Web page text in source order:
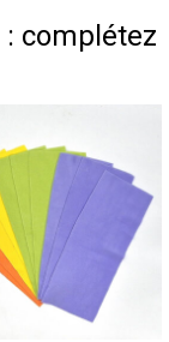
: complétez